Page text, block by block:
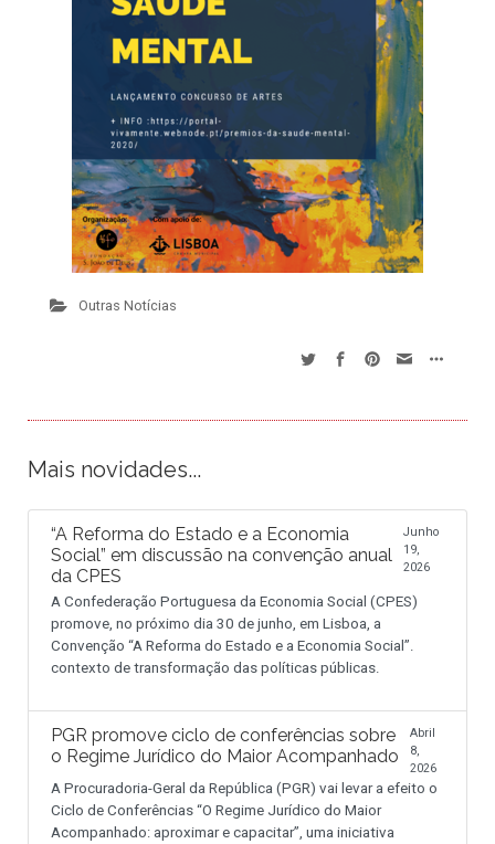
Outras Notícias
Mais novidades...
“A Reforma do Estado e a Economia
Social” em discussão na convenção anual
da CPES
Junho
19,
2026
A Confederação Portuguesa da Economia Social (CPES)
promove, no próximo dia 30 de junho, em Lisboa, a
Convenção “A Reforma do Estado e a Economia Social”.
contexto de transformação das políticas públicas.
PGR promove ciclo de conferências sobre
o Regime Jurídico do Maior Acompanhado
Abril
8,
2026
A Procuradoria-Geral da República (PGR) vai levar a efeito o
Ciclo de Conferências “O Regime Jurídico do Maior
Acompanhado: aproximar e capacitar”, uma iniciativa